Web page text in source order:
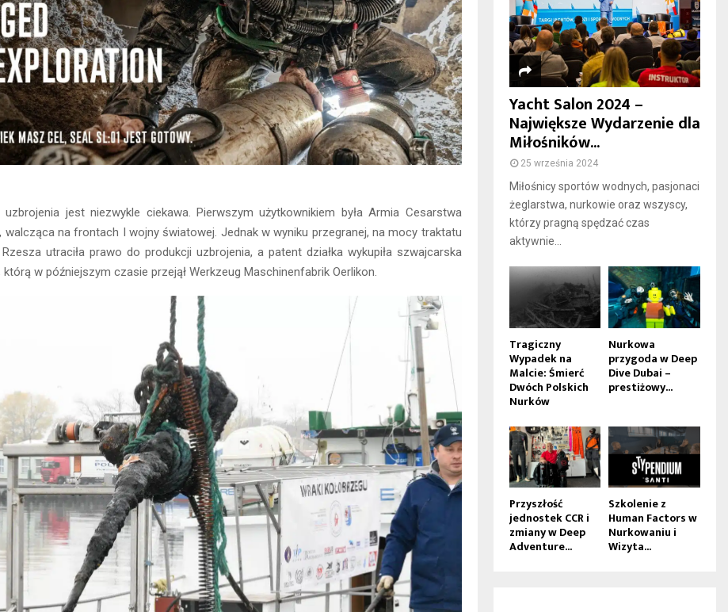
jest niezwykle ciekawa. Pierwszym użytkownikiem była Armia Cesarstwa
walcząca na frontach I wojny światowej. Jednak w wyniku przegranej, na mocy traktatu
utraciła prawo do produkcji uzbrojenia, a patent działka wykupiła szwajcarska
którą w późniejszym czasie przejął Werkzeug Maschinenfabrik Oerlikon.
Yacht Salon 2024 –
Największe Wydarzenie dla
Miłośników...
25 września 2024
Miłośnicy sportów wodnych, pasjonaci
żeglarstwa, nurkowie oraz wszyscy,
którzy pragną spędzać czas
aktywnie...
Tragiczny
Wypadek na
Malcie: Śmierć
Dwóch Polskich
Nurków
Nurkowa
przygoda w Deep
Dive Dubai –
prestiżowy...
Przyszłość
jednostek CCR i
zmiany w Deep
Adventure...
Szkolenie z
Human Factors w
Nurkowaniu i
Wizyta...